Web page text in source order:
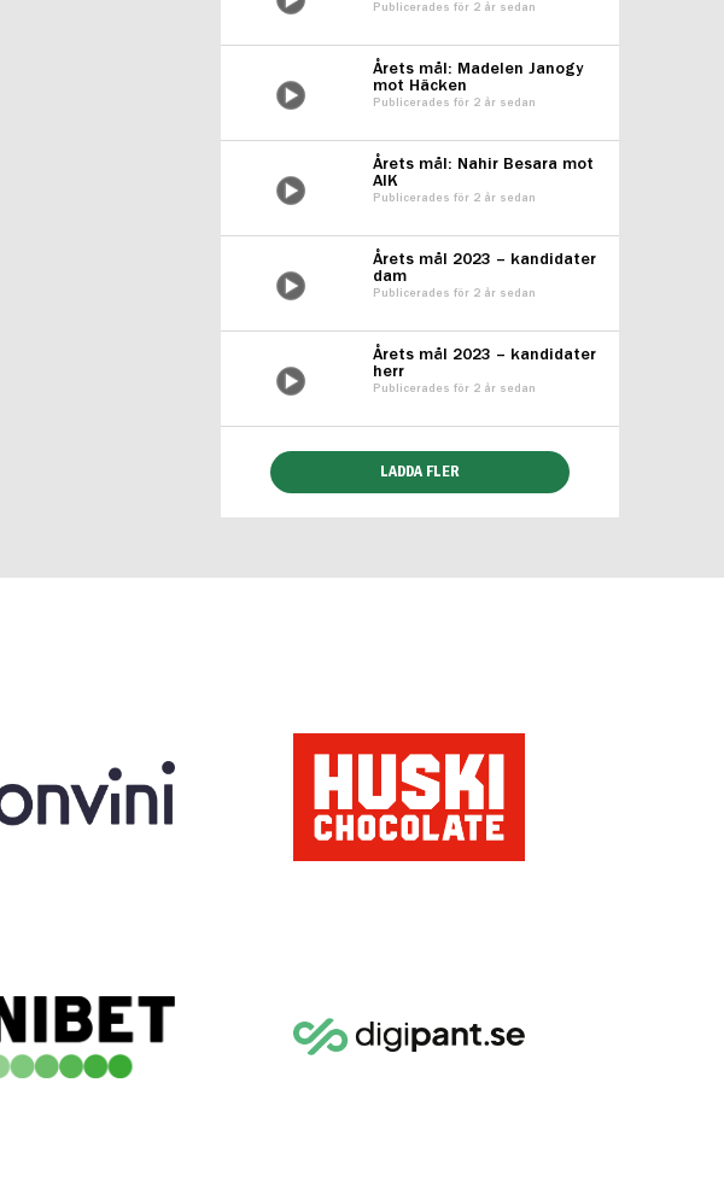
Publicerades för 2 år sedan
Årets mål: Madelen Janogy
mot Häcken
Publicerades för 2 år sedan
Årets mål: Nahir Besara mot
AIK
Publicerades för 2 år sedan
Årets mål 2023 – kandidater
dam
Publicerades för 2 år sedan
Årets mål 2023 – kandidater
herr
Publicerades för 2 år sedan
LADDA FLER